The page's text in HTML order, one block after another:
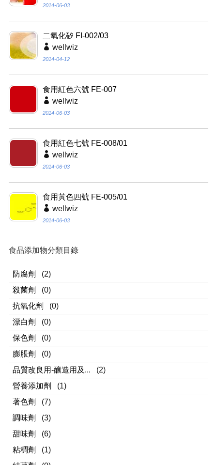
2014-06-03
二氧化矽 FI-002/03
wellwiz
2014-04-12
食用紅色六號 FE-007
wellwiz
2014-06-03
食用紅色七號 FE-008/01
wellwiz
2014-06-03
食用黃色四號 FE-005/01
wellwiz
2014-06-03
食品添加物分類目錄
防腐劑
(2)
殺菌劑
(0)
抗氧化劑
(0)
漂白劑
(0)
保色劑
(0)
膨脹劑
(0)
品質改良用-釀造用及...
(2)
營養添加劑
(1)
著色劑
(7)
調味劑
(3)
甜味劑
(6)
粘稠劑
(1)